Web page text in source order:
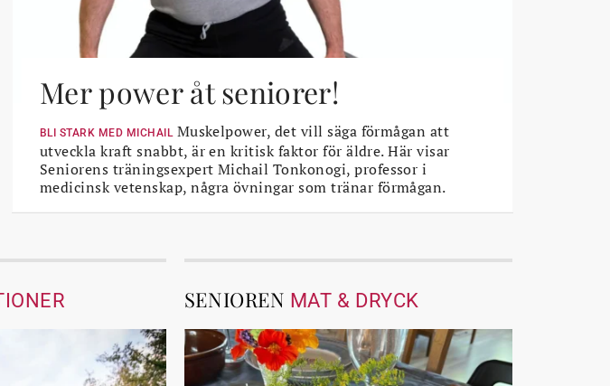
Mer power åt seniorer!
BLI STARK MED MICHAILMuskelpower, det vill säga förmågan att
utveckla kraft snabbt, är en kritisk faktor för äldre. Här visar
Seniorens träningsexpert Michail Tonkonogi, professor i
medicinsk vetenskap, några övningar som tränar förmågan.
SENIOREN MAT & DRYCK